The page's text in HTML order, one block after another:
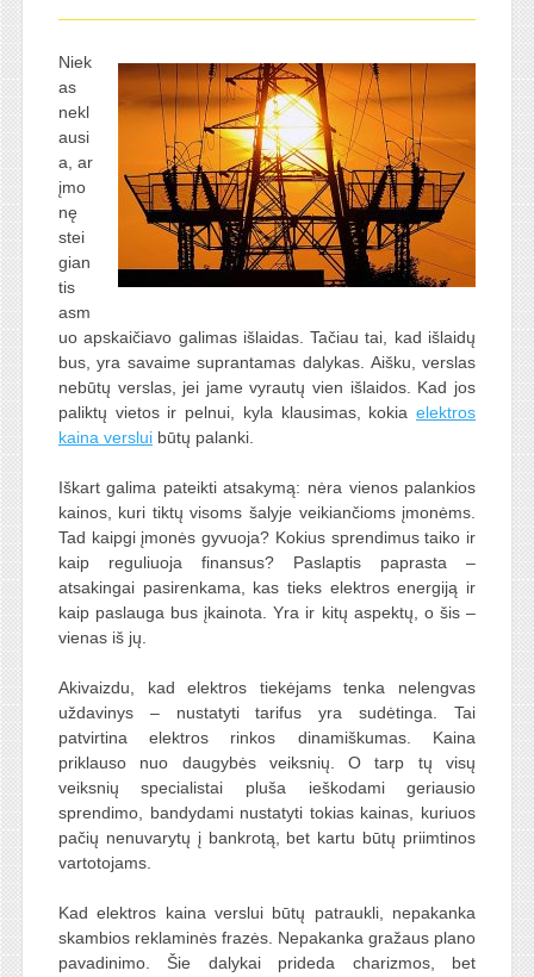
Niek
as
nekl
ausi
a, ar
įmo
nę
stei
gian
tis
asm
uo apskaičiavo galimas išlaidas. Tačiau tai, kad išlaidų
bus, yra savaime suprantamas dalykas. Aišku, verslas
nebūtų verslas, jei jame vyrautų vien išlaidos. Kad jos
paliktų vietos ir pelnui, kyla klausimas, kokiaelektros
kaina versluibūtų palanki.
Iškart galima pateikti atsakymą: nėra vienos palankios
kainos, kuri tiktų visoms šalyje veikiančioms įmonėms.
Tad kaipgi įmonės gyvuoja? Kokius sprendimus taiko ir
kaip reguliuoja finansus? Paslaptis paprasta –
atsakingai pasirenkama, kas tieks elektros energiją ir
kaip paslauga bus įkainota. Yra ir kitų aspektų, o šis –
vienas iš jų.
Akivaizdu, kad elektros tiekėjams tenka nelengvas
uždavinys – nustatyti tarifus yra sudėtinga. Tai
patvirtina elektros rinkos dinamiškumas. Kaina
priklauso nuo daugybės veiksnių. O tarp tų visų
veiksnių specialistai pluša ieškodami geriausio
sprendimo, bandydami nustatyti tokias kainas, kuriuos
pačių nenuvarytų į bankrotą, bet kartu būtų priimtinos
vartotojams.
Kad elektros kaina verslui būtų patraukli, nepakanka
skambios reklaminės frazės. Nepakanka gražaus plano
pavadinimo. Šie dalykai prideda charizmos, bet